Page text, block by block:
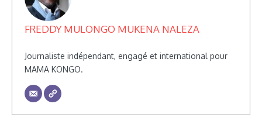
FREDDY MULONGO MUKENA NALEZA
Journaliste indépendant, engagé et international pour
MAMA KONGO.